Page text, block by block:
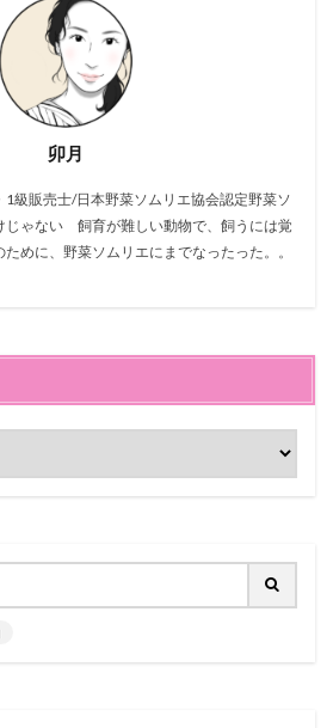
卯月
級販売士/日本野菜ソムリエ協会認定野菜ソ
じゃない 飼育が難しい動物で、飼うには覚
めに、野菜ソムリエにまでなったった。。